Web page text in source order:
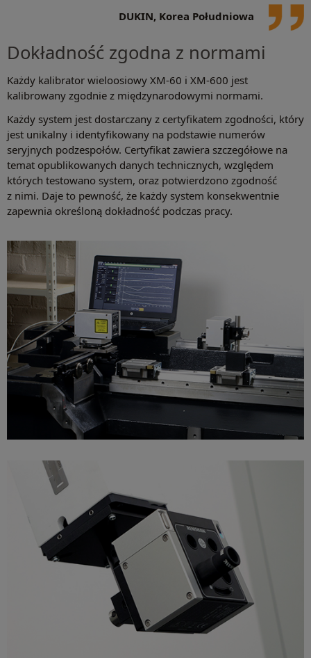
DUKIN, Korea Południowa
Dokładność zgodna z normami
Każdy kalibrator wieloosiowy XM-60 i XM-600 jest
kalibrowany zgodnie z międzynarodowymi normami.
Każdy system jest dostarczany z certyfikatem zgodności, który
jest unikalny i identyfikowany na podstawie numerów
seryjnych podzespołów. Certyfikat zawiera szczegółowe na
temat opublikowanych danych technicznych, względem
których testowano system, oraz potwierdzono zgodność
z nimi. Daje to pewność, że każdy system konsekwentnie
zapewnia określoną dokładność podczas pracy.